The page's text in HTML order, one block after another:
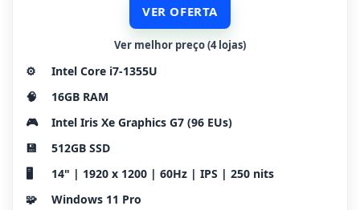
VER OFERTA
Ver melhor preço (4 lojas)
⚙️
Intel Core i7-1355U
🧠
16GB RAM
🎮
Intel Iris Xe Graphics G7 (96 EUs)
💾
512GB SSD
🖥️
14" | 1920 x 1200 | 60Hz | IPS | 250 nits
🧩
Windows 11 Pro